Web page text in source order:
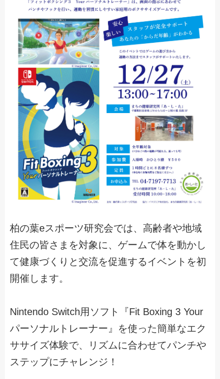
柏の葉eスポーツ研究会では、高齢者や地域
住民の皆さまを対象に、ゲームで体を動かし
て健康づくりと交流を促進するイベントを初
開催します。
Nintendo Switch用ソフト『Fit Boxing 3 Your
パーソナルトレーナー』を使った簡単なエク
ササイズ体験で、リズムに合わせてパンチや
ステップにチャレンジ！